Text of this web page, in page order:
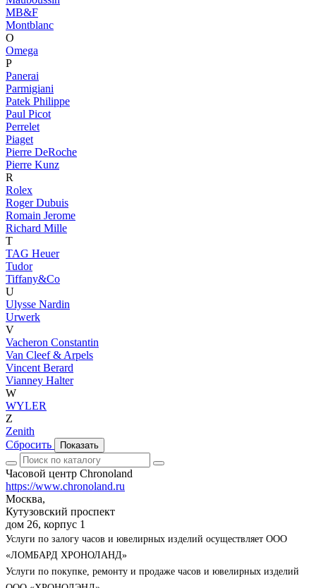
MB&F
Montblanc
O
Omega
P
Panerai
Parmigiani
Patek Philippe
Paul Picot
Perrelet
Piaget
Pierre DeRoche
Pierre Kunz
R
Rolex
Roger Dubuis
Romain Jerome
Richard Mille
T
TAG Heuer
Tudor
Tiffany&Co
U
Ulysse Nardin
Urwerk
V
Vacheron Constantin
Van Cleef & Arpels
Vincent Berard
Vianney Halter
W
WYLER
Z
Zenith
Сбросить
Показать
Часовой центр Chronoland
https://www.chronoland.ru
Москва,
Кутузовский проспект
дом 26, корпус 1
Услуги по залогу часов и ювелирных изделий осуществляет ООО
«ЛОМБАРД ХРОНОЛАНД»
Услуги по покупке, ремонту и продаже часов и ювелирных изделий